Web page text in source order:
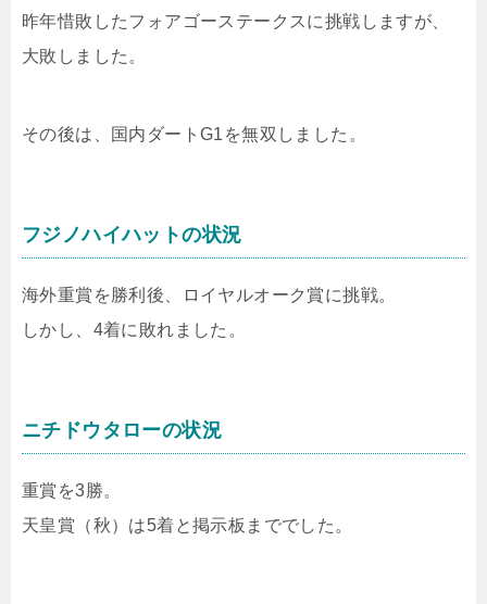
昨年惜敗したフォアゴーステークスに挑戦しますが、
大敗しました。
その後は、国内ダートG1を無双しました。
フジノハイハットの状況
海外重賞を勝利後、ロイヤルオーク賞に挑戦。
しかし、4着に敗れました。
ニチドウタローの状況
重賞を3勝。
天皇賞（秋）は5着と掲示板まででした。